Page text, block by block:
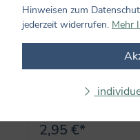
Straßenmalkreide
2,95 €*
Hinweisen zum
jederzeit widerrufen. Mehr